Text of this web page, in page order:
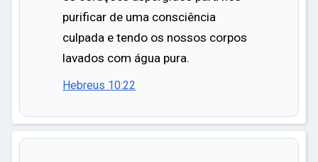
purificar de uma consciência
culpada e tendo os nossos corpos
lavados com água pura.
Hebreus 10:22